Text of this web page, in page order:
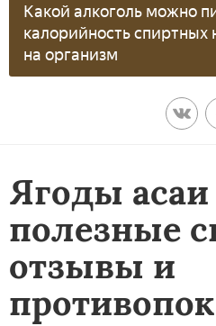
Какой алкоголь можно
калорийность спиртных
на организм
Ягоды
полезные
отзывы и